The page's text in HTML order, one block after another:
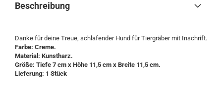
Beschreibung
Danke für deine Treue, schlafender Hund für Tiergräber mit Inschrift.
Farbe: Creme.
Material: Kunstharz.
Größe: Tiefe 7 cm x Höhe 11,5 cm x Breite 11,5 cm.
Lieferung: 1 Stück